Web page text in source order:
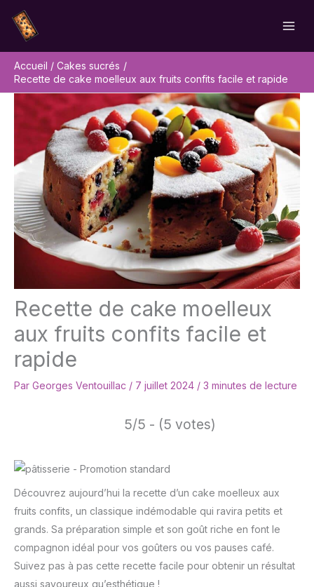
contenu
Accueil
Cakes sucrés
Recette de cake moelleux aux fruits confits facile et rapide
Recette de cake moelleux
aux fruits confits facile et
rapide
Par Georges Ventouillac / 7 juillet 2024 / 3 minutes de lecture
5/5 - (5 votes)
Découvrez aujourd’hui la recette d’un cake moelleux aux
fruits confits, un classique indémodable qui ravira petits et
grands. Sa préparation simple et son goût riche en font le
compagnon idéal pour vos goûters ou vos pauses café.
Suivez pas à pas cette recette facile pour obtenir un résultat
aussi savoureux qu’esthétique !
Rechercher